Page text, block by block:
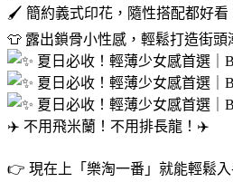
🖌️ 簡約義式印花，隨性搭配都好看
👕 露出鎖骨小性感，輕鬆打造街頭
✈️ 不用飛米蘭！不用排長龍！✈️
👉 現在上「樂淘一番」就能輕鬆入